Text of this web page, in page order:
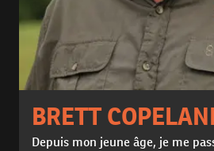
BRETT
Depuis mon jeune âge, je me